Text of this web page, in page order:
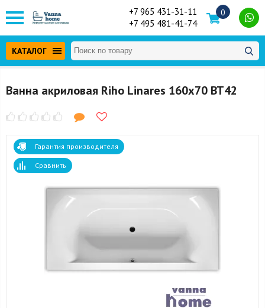
+7 965 431-31-11
+7 495 481-41-74
0
КАТАЛОГ
Ванна акриловая Riho Linares 160x70 BT42
Гарантия производителя
Сравнить